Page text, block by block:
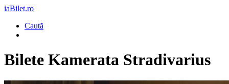
iaBilet.ro
Caută
Bilete Kamerata Stradivarius